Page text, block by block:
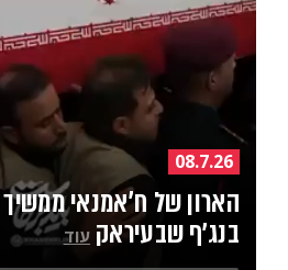
08.7.26
הארון של ח'אמנאי
בנג׳ף שבעיראק עוד